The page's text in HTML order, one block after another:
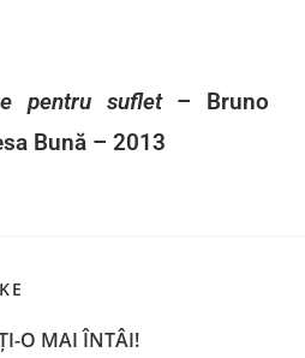
pentru suflet– Bruno
Bună – 2013
O MAI ÎNTÂI!